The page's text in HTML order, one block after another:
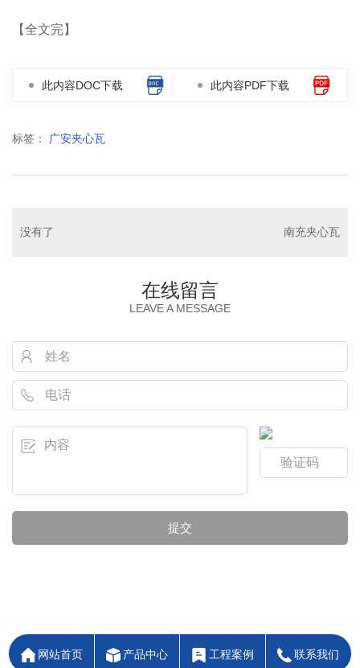
【全文完】
此内容DOC下载 此内容PDF下载
标签： 广安夹心瓦
没有了 南充夹心瓦
在线留言
LEAVE A MESSAGE
网站首页 产品中心 工程案例 联系我们